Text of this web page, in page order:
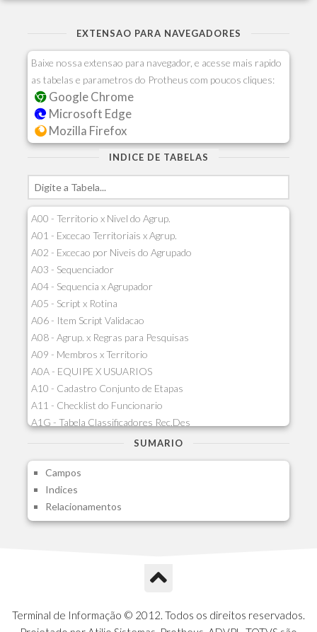
EXTENSAO PARA NAVEGADORES
Baixe nossa extensao para navegador, e acesse mais rapido
as tabelas e parametros do Protheus com poucos cliques:
Google Chrome
Microsoft Edge
Mozilla Firefox
INDICE DE TABELAS
A00 - Territorio x Nivel do Agrup.
A01 - Excecao Territoriais x Agrup.
A02 - Excecao por Niveis do Agrupado
A03 - Sequenciador
A04 - Sequencia x Agrupador
A05 - Script x Rotina
A06 - Item Script Validacao
A08 - Agrup. x Regras para Pesquisas
A09 - Membros x Territorio
A0A - EQUIPE X USUARIOS
A10 - Cadastro Conjunto de Etapas
A11 - Checklist do Funcionario
A1G - Tabela Classificadores Rec.Des
A1H - Itens Tabela Classif.Rec.Desp.
A1J - Itens Aglutinadores Visao
A1N - Tipos de Card
A1O - Cards Dashboard
A1P - Tipos de Charts
A1S - Notificacoes do Vendedor
A1U - Intermediadores
A1V - Schemas - Gestao de Vendas
SUMARIO
Campos
Indices
Relacionamentos
Terminal de Informação © 2012. Todos os direitos reservados.